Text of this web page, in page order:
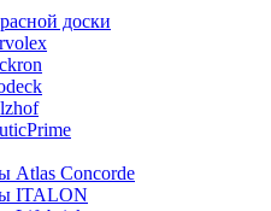
доски
Atlas Concorde
ITALON